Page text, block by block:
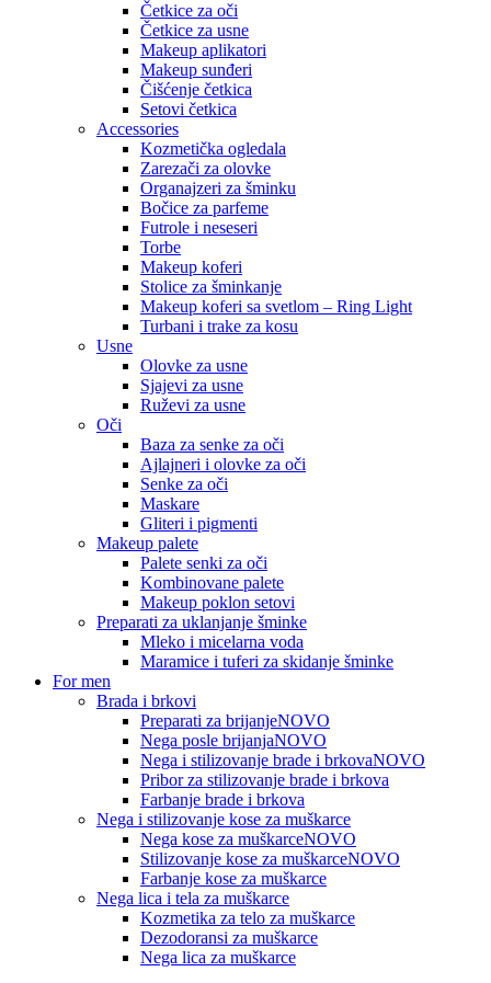
Četkice za oči
Četkice za usne
Makeup aplikatori
Makeup sunđeri
Čišćenje četkica
Setovi četkica
Accessories
Kozmetička ogledala
Zarezači za olovke
Organajzeri za šminku
Bočice za parfeme
Futrole i neseseri
Torbe
Makeup koferi
Stolice za šminkanje
Makeup koferi sa svetlom – Ring Light
Turbani i trake za kosu
Usne
Olovke za usne
Sjajevi za usne
Ruževi za usne
Oči
Baza za senke za oči
Ajlajneri i olovke za oči
Senke za oči
Maskare
Gliteri i pigmenti
Makeup palete
Palete senki za oči
Kombinovane palete
Makeup poklon setovi
Preparati za uklanjanje šminke
Mleko i micelarna voda
Maramice i tuferi za skidanje šminke
For men
Brada i brkovi
Preparati za brijanjeNOVO
Nega posle brijanjaNOVO
Nega i stilizovanje brade i brkovaNOVO
Pribor za stilizovanje brade i brkova
Farbanje brade i brkova
Nega i stilizovanje kose za muškarce
Nega kose za muškarceNOVO
Stilizovanje kose za muškarceNOVO
Farbanje kose za muškarce
Nega lica i tela za muškarce
Kozmetika za telo za muškarce
Dezodoransi za muškarce
Nega lica za muškarce